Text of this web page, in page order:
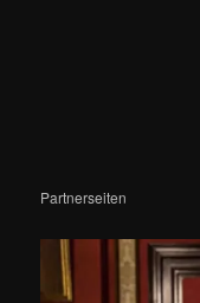
Partnerseiten